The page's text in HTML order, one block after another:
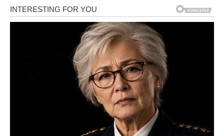
Što se tiče samog kuvanja, jaja na sobnoj temperaturi (nikada
ne stavljajte u frižider pre kuvanja) stavite u prethodno
posoljenu vodu i dodajte dve kašike sirćeta. Jaja uvijek
stavljajte u hladnu vodu da se postepeno zagrijavaju i
izbjegavaju pucanje. Kuvajte ih na laganoj vatri desetak
Predstavlja savršenu boju